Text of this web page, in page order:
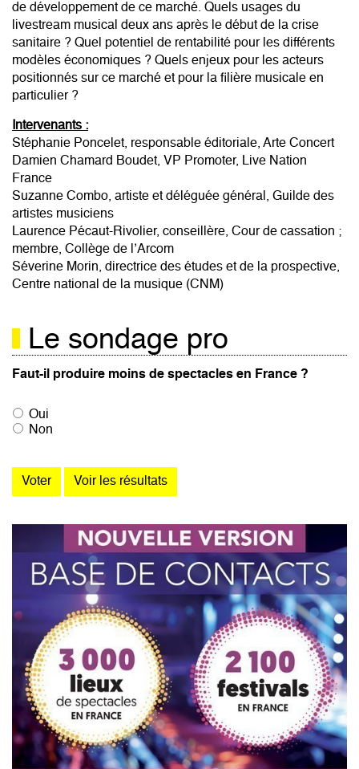
de développement de ce marché. Quels usages du
livestream musical deux ans après le début de la crise
sanitaire ? Quel potentiel de rentabilité pour les différents
modèles économiques ? Quels enjeux pour les acteurs
positionnés sur ce marché et pour la filière musicale en
particulier ?
Intervenants :
Stéphanie Poncelet, responsable éditoriale, Arte Concert
Damien Chamard Boudet, VP Promoter, Live Nation
France
Suzanne Combo, artiste et déléguée général, Guilde des
artistes musiciens
Laurence Pécaut-Rivolier, conseillère, Cour de cassation ;
membre, Collège de l’Arcom
Séverine Morin, directrice des études et de la prospective,
Centre national de la musique (CNM)
Le sondage pro
Faut-il produire moins de spectacles en France ?
Oui
Non